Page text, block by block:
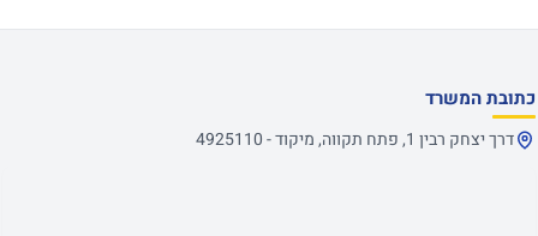
כתובת המשרד
דרך יצחק רבין 1, פתח תקווה, מיקוד - 4925110